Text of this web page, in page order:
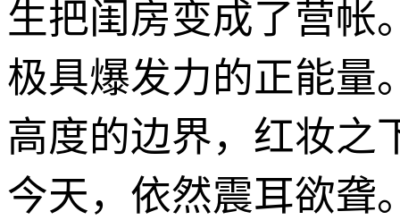
生把闺房变成了营帐
极具爆发力的正能量
高度的边界，红妆之
今天，依然震耳欲聋